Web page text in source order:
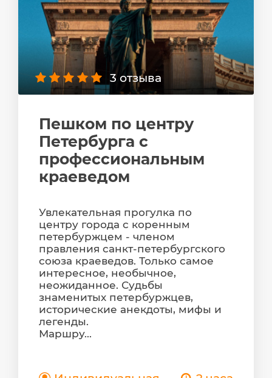
3 отзыва
Пешком по центру
Петербурга с
профессиональным
краеведом
Увлекательная прогулка по
центру города с коренным
петербуржцем - членом
правления санкт-петербургского
союза краеведов. Только самое
интересное, необычное,
неожиданное. Судьбы
знаменитых петербуржцев,
исторические анекдоты, мифы и
легенды.
Маршру...